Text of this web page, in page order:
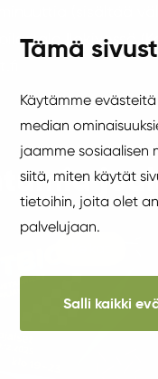
Tämä
Käytämme
median
jaamme sosiaalisen
siitä, miten käytät
tietoihin, joita olet
palvelujaan.
Salli kaikki
(sisältää
Ilokivessä